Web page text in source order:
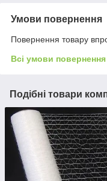
Умови повернення
Повернення товару
Всі умови повернення
Подібні товари